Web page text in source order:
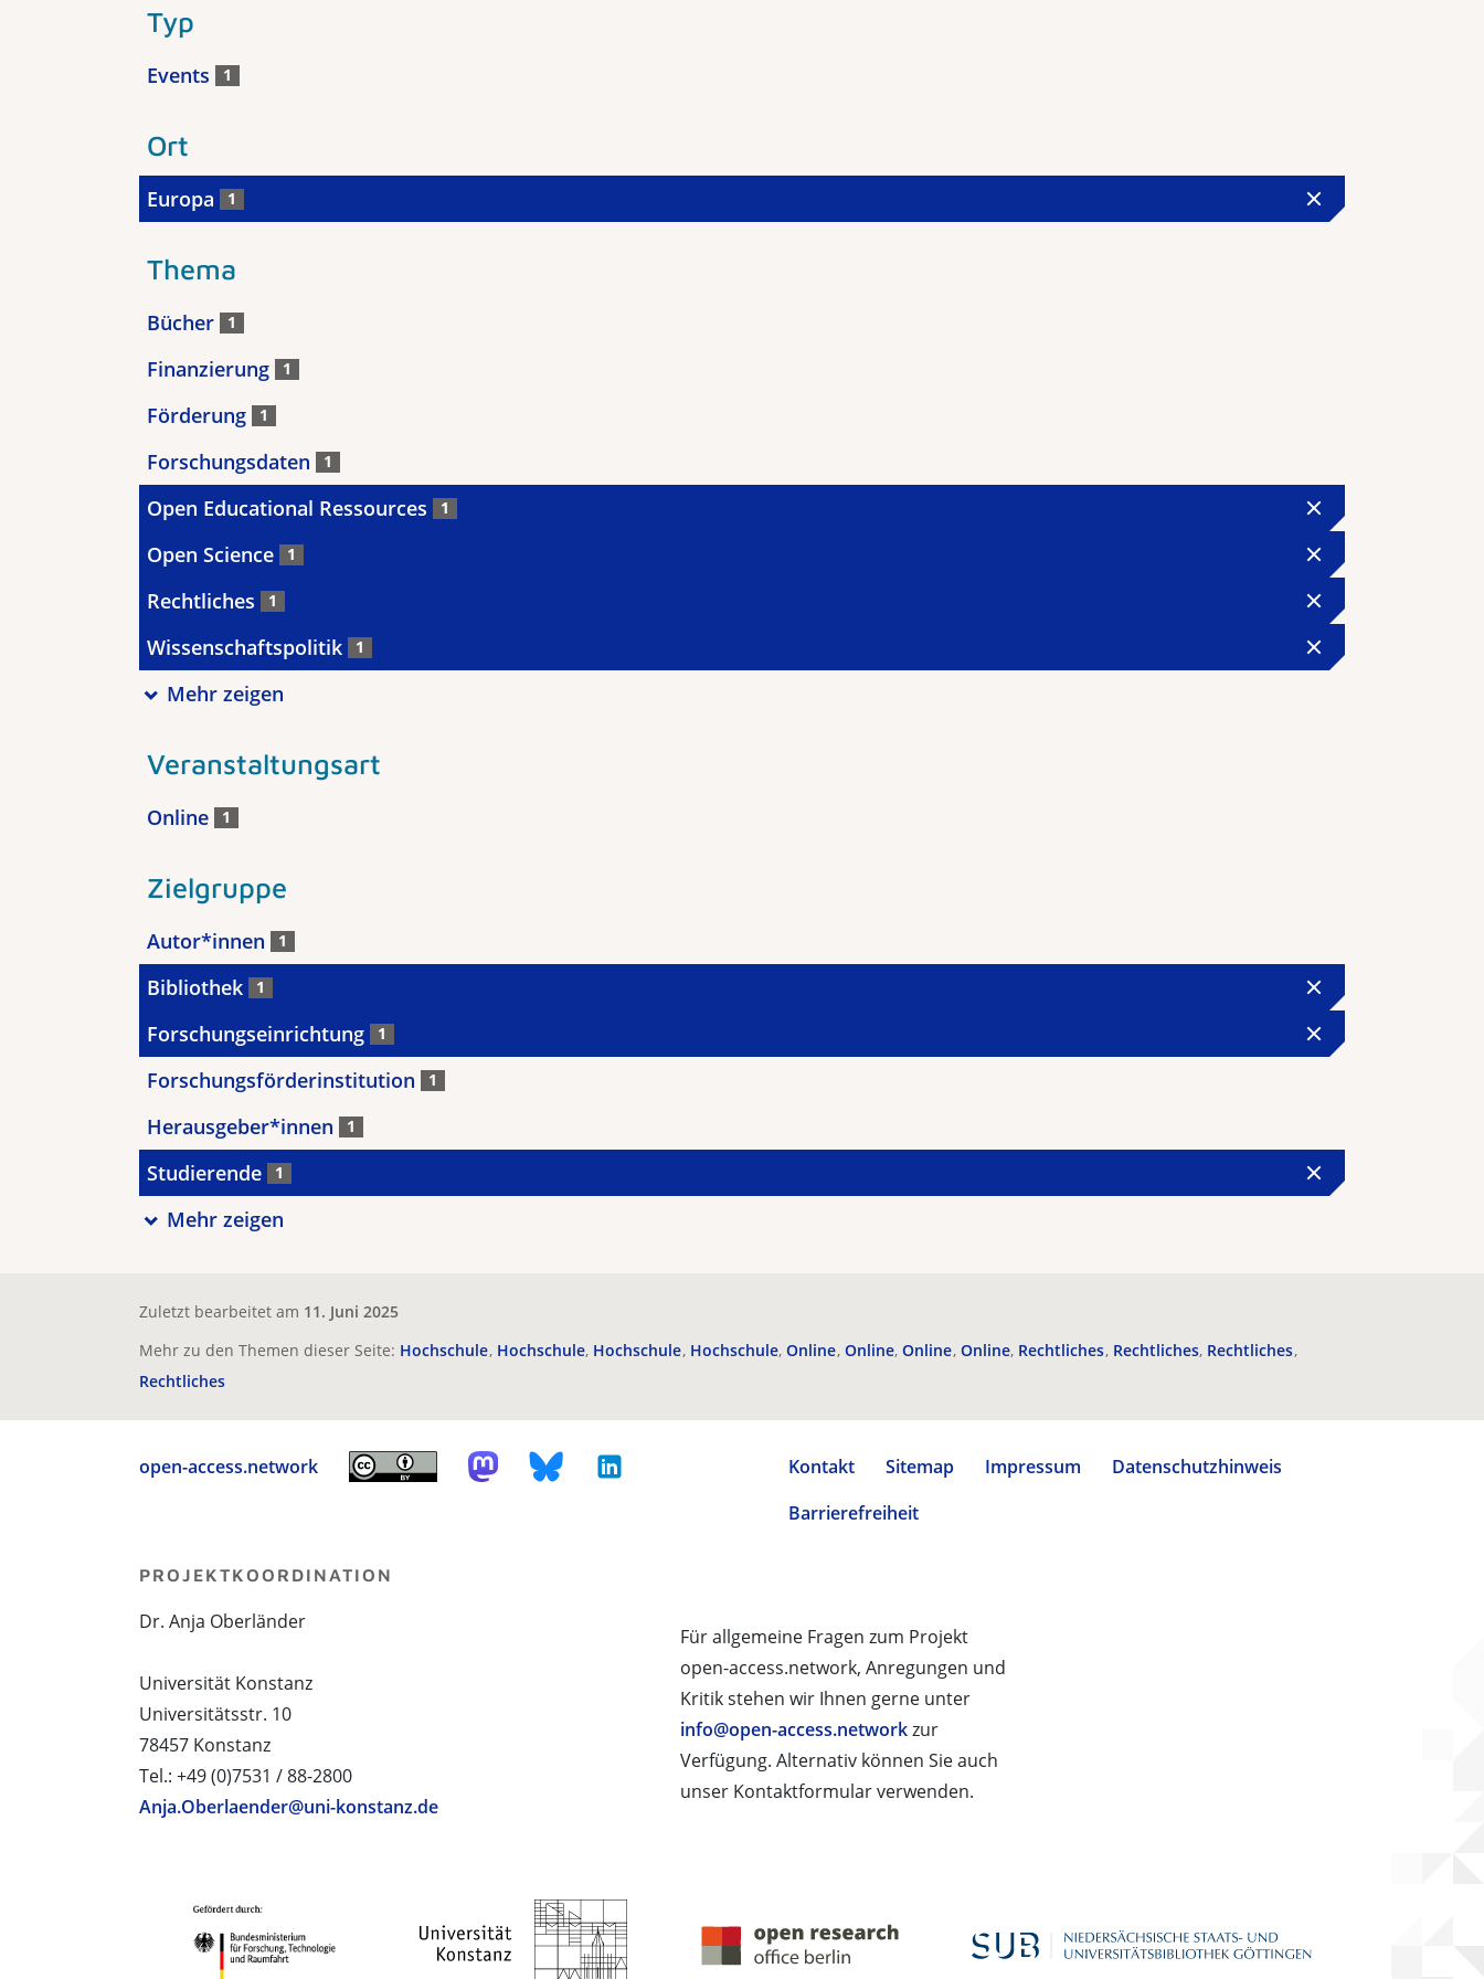
Typ
Events 1
Ort
Europa 1
Thema
Bücher 1
Finanzierung 1
Förderung 1
Forschungsdaten 1
Open Educational Ressources 1
Open Science 1
Rechtliches 1
Wissenschaftspolitik 1
Mehr zeigen
Veranstaltungsart
Online 1
Zielgruppe
Autor*innen 1
Bibliothek 1
Forschungseinrichtung 1
Forschungsförderinstitution 1
Herausgeber*innen 1
Studierende 1
Mehr zeigen
Zuletzt bearbeitet am 11. Juni 2025
Mehr zu den Themen dieser Seite: Hochschule Hochschule Hochschule Hochschule Online Online Online Online Rechtliches Rechtliches Rechtliches
Rechtliches
open-access.network Kontakt Sitemap Impressum
Datenschutzhinweis
Barrierefreiheit
Für allgemeine Fragen zum Projekt
open-access.network, Anregungen und
Kritik stehen wir Ihnen gerne unter
info@open-access.networkzur
Verfügung. Alternativ können Sie auch
unser Kontaktformular verwenden.
PROJEKTKOORDINATION
Dr. Anja Oberländer
Universität Konstanz
Universitätsstr. 10
78457 Konstanz
Tel.: +49 (0)7531 / 88-2800
Anja.Oberlaender@uni-konstanz.de